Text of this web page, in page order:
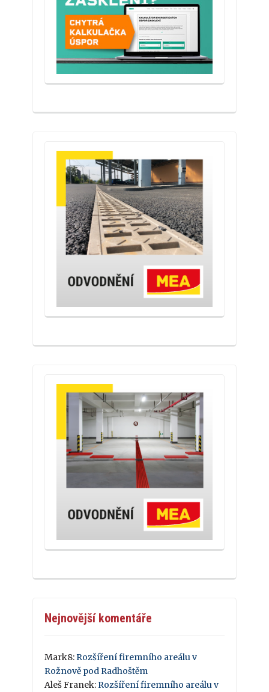
Nejnovější komentáře
Mark8: Rozšíření firemního areálu v
Rožnově pod Radhoštěm
Aleš Franek: Rozšíření firemního areálu v